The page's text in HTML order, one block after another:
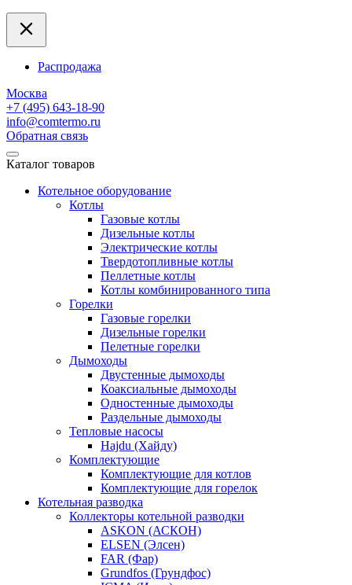
Распродажа
Москва
+7 (495) 643-18-90
info@comtermo.ru
Обратная связь
Каталог товаров
Котельное оборудование
Котлы
Газовые котлы
Дизельные котлы
Электрические котлы
Твердотопливные котлы
Пеллетные котлы
Котлы комбинированного типа
Горелки
Газовые горелки
Дизельные горелки
Пелетные горелки
Дымоходы
Двустенные дымоходы
Коаксиальные дымоходы
Одностенные дымоходы
Раздельные дымоходы
Тепловые насосы
Hajdu (Хайду)
Комплектующие
Комплектующие для котлов
Комплектующие для горелок
Котельная разводка
Коллекторы котельной разводки
ASKON (АСКОН)
ELSEN (Элсен)
FAR (Фар)
Grundfos (Грундфос)